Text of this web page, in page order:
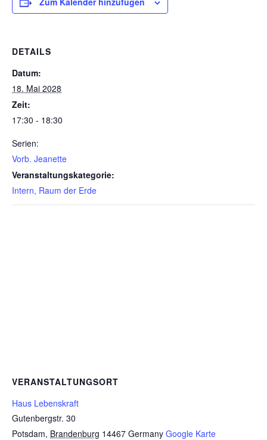
DETAILS
Datum:
18. Mai 2028
Zeit:
17:30 - 18:30
Serien:
Vorb. Jeanette
Veranstaltungskategorie:
Intern, Raum der Erde
VERANSTALTUNGSORT
Haus Lebenskraft
Gutenbergstr. 30
Potsdam, Brandenburg 14467 Germany Google Karte